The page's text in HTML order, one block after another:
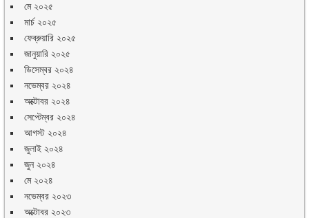
মে ২০২৫
মার্চ ২০২৫
ফেব্রুয়ারি ২০২৫
জানুয়ারি ২০২৫
ডিসেম্বর ২০২৪
নভেম্বর ২০২৪
অক্টোবর ২০২৪
সেপ্টেম্বর ২০২৪
আগস্ট ২০২৪
জুলাই ২০২৪
জুন ২০২৪
মে ২০২৪
নভেম্বর ২০২৩
অক্টোবর ২০২৩